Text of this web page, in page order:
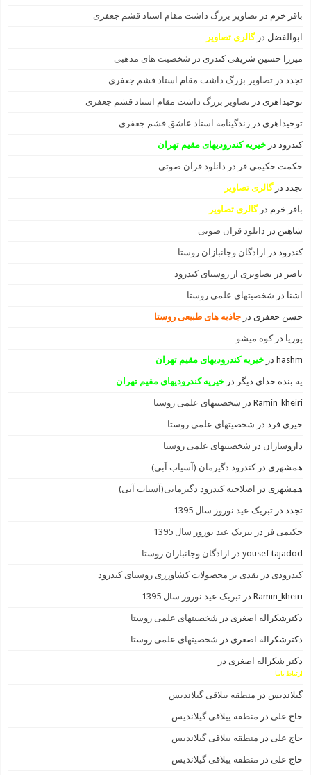
باقر خرم درتصاویر بزرگ داشت مقام استاد قشم جعفری
ابوالفضل درگالری تصاویر
میرزا حسین شریفی کندری در شخصیت های مذهبی
تجدد درتصاویر بزرگ داشت مقام استاد قشم جعفری
توحیداهری درتصاویر بزرگ داشت مقام استاد قشم جعفری
توحیداهری درزندگینامه استاد عاشق قشم جعفری
کندرود درخیریه کندرودیهای مقیم تهران
حکمت حکیمی فر در دانلود قران صوتی
تجدد درگالری تصاویر
باقر خرم درگالری تصاویر
شاهین در دانلود قران صوتی
کندرود در ازادگان وجانبازان روستا
ناصر درتصاویری از روستای کندرود
اشنا در شخصیتهای علمی روستا
حسن جعفری درجاذبه های طبیعی روستا
پوریا درکوه میشو
hashm درخیریه کندرودیهای مقیم تهران
یه بنده خدای دیگر درخیریه کندرودیهای مقیم تهران
Ramin_kheiri در شخصیتهای علمی روستا
خیری فرد در شخصیتهای علمی روستا
داروسازان در شخصیتهای علمی روستا
همشهری درکندرود دگیرمان (آسیاب آبی)
همشهری در اصلاحیه کندرود دگیرمانی(آسیاب آبی)
تجدد درتبریک عید نوروز سال 1395
حکیمی فر درتبریک عید نوروز سال 1395
yousef tajadod در ازادگان وجانبازان روستا
کندرودی در نقدی بر محصولات کشاورزی روستای کندرود
Ramin_kheiri درتبریک عید نوروز سال 1395
دکترشکراله اصغری در شخصیتهای علمی روستا
دکترشکراله اصغری در شخصیتهای علمی روستا
دکتر شکراله اصغری در
ارتباط باما
گیلاندیس در منطقه ییلاقی گیلاندیس
حاج علی در منطقه ییلاقی گیلاندیس
حاج علی در منطقه ییلاقی گیلاندیس
حاج علی در منطقه ییلاقی گیلاندیس